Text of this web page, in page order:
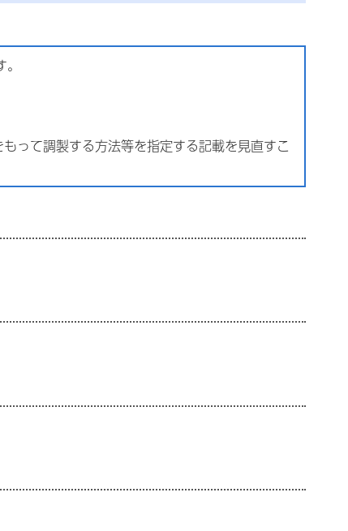
って調製する方法等を指定する記載を見直すこ